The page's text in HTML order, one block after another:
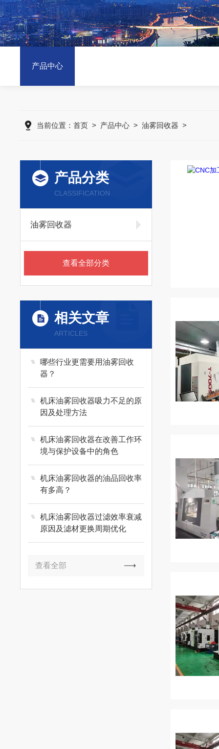
产品中心
当前位置： 首页> 产品中心> 油雾回收器 >
产品分类
CLASSIFICATION
油雾回收器
查看全部分类
相关文章
ARTICLES
哪些行业更需要用油雾回收
器？
机床油雾回收器吸力不足的原
因及处理方法
机床油雾回收器在改善工作环
境与保护设备中的角色
机床油雾回收器的油品回收率
有多高？
机床油雾回收器过滤效率衰减
原因及滤材更换周期优化
查看全部